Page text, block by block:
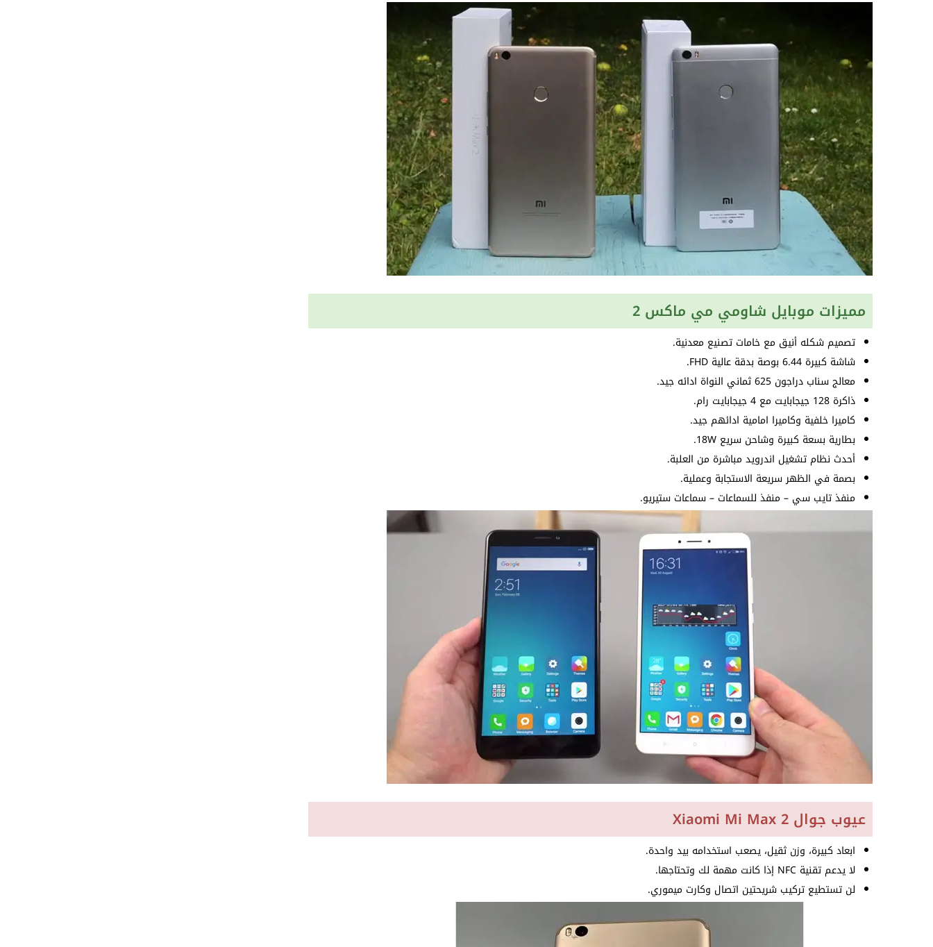
مميزات موبايل شاومي مي ماكس 2
تصميم شكله أنيق مع خامات تصنيع معدنية.
شاشة كبيرة 6.44 بوصة بدقة عالية FHD.
معالج سناب دراجون 625 ثماني النواة ادائه جيد.
ذاكرة 128 جيجابايت مع 4 جيجابايت رام.
كاميرا خلفية وكاميرا امامية ادائهم جيد.
بطارية بسعة كبيرة وشاحن سريع 18W.
أحدث نظام تشغيل اندرويد مباشرة من العلبة.
بصمة في الظهر سريعة الاستجابة وعملية.
منفذ تايب سي – منفذ للسماعات – سماعات ستيريو.
عيوب جوال Xiaomi Mi Max 2
ابعاد كبيرة، وزن ثقيل، يصعب استخدامه بيد واحدة.
لا يدعم تقنية NFC إذا كانت مهمة لك وتحتاجها.
لن تستطيع تركيب شريحتين اتصال وكارت ميموري.